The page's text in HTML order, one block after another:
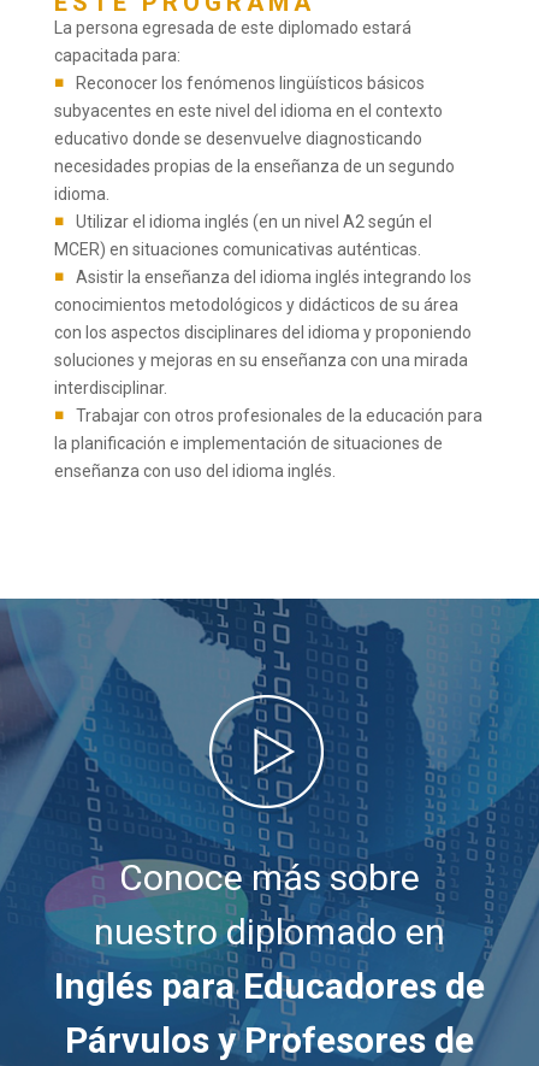
La persona egresada de este diplomado estará
capacitada para:
Reconocer los fenómenos lingüísticos básicos
subyacentes en este nivel del idioma en el contexto
educativo donde se desenvuelve diagnosticando
necesidades propias de la enseñanza de un segundo
idioma.
Utilizar el idioma inglés (en un nivel A2 según el
MCER) en situaciones comunicativas auténticas.
Asistir la enseñanza del idioma inglés integrando los
conocimientos metodológicos y didácticos de su área
con los aspectos disciplinares del idioma y proponiendo
soluciones y mejoras en su enseñanza con una mirada
interdisciplinar.
Trabajar con otros profesionales de la educación para
la planificación e implementación de situaciones de
enseñanza con uso del idioma inglés.
Conoce más sobre
nuestro diplomado en
Inglés para Educadores de
Párvulos y Profesores de